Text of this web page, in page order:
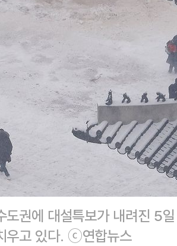
도권에 대설특보가 내려진 5
우고 있다. ⓒ연합뉴스